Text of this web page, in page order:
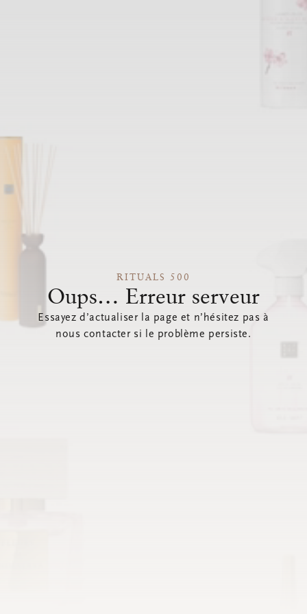
RITUALS 500
Oups… Erreur serveur
Essayez d’actualiser la page et n’hésitez pas à
nous contacter si le problème persiste.